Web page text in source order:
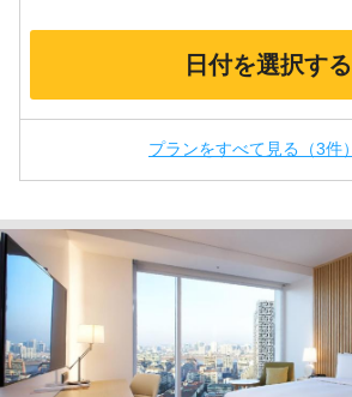
日付を選択する
プランをすべて見る（3件）